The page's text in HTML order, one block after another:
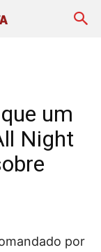
um
Night
por